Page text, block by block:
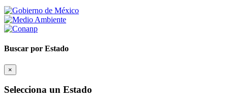
Buscar por Estado
×
Selecciona un Estado